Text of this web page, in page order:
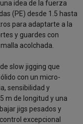
idea de la fuerza
(PE) desde 1.5 hasta
para adaptarte a la
y guardes con
acolchada.
slow jigging que
con un micro-
sensibilidad y
m de longitud y una
jigs pesados y
excepcional